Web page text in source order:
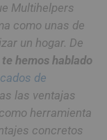
Multihelpers
como unas de
un hogar. De
te hemos hablado
de
las ventajas
como herramienta
concretos